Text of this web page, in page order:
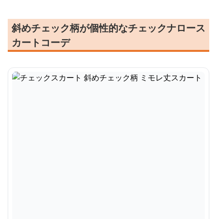
斜めチェック柄が個性的なチェックナロース
カートコーデ